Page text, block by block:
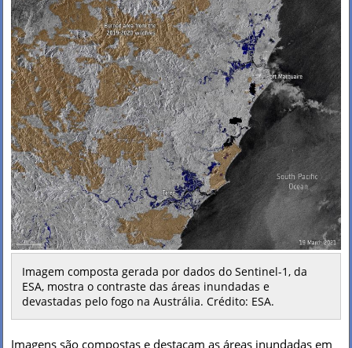
Imagem composta gerada por dados do Sentinel-1, da
ESA, mostra o contraste das áreas inundadas e
devastadas pelo fogo na Austrália. Crédito: ESA.
Imagens são compostas e destacam as áreas inundadas em